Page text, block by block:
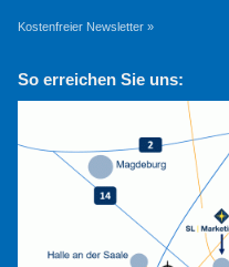
Kostenfreier Newsletter »
So erreichen Sie uns: